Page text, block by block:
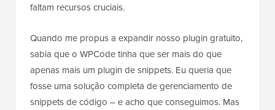
faltam recursos cruciais.
Quando me propus a expandir nosso plugin gratuito,
sabia que o WPCode tinha que ser mais do que
apenas mais um plugin de snippets. Eu queria que
fosse uma solução completa de gerenciamento de
snippets de código – e acho que conseguimos. Mas